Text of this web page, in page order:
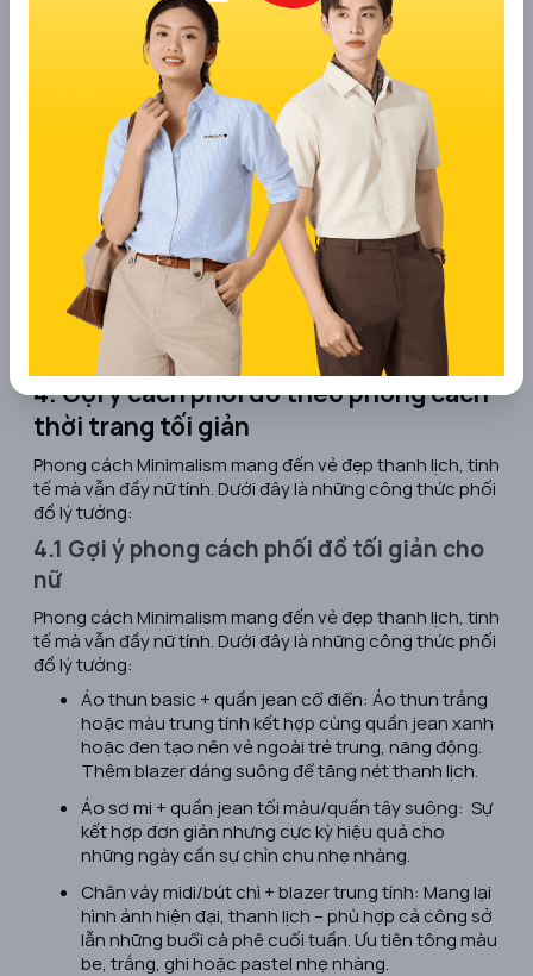
4. Gợi ý cách phối đồ theo phong cách
thời trang tối giản
Phong cách Minimalism mang đến vẻ đẹp thanh lịch, tinh
tế mà vẫn đầy nữ tính. Dưới đây là những công thức phối
đồ lý tưởng:
4.1 Gợi ý phong cách phối đồ tối giản cho
nữ
Phong cách Minimalism mang đến vẻ đẹp thanh lịch, tinh
tế mà vẫn đầy nữ tính. Dưới đây là những công thức phối
đồ lý tưởng:
Áo thun basic + quần jean cổ điển: Áo thun trắng
hoặc màu trung tính kết hợp cùng quần jean xanh
hoặc đen tạo nên vẻ ngoài trẻ trung, năng động.
Thêm blazer dáng suông để tăng nét thanh lịch.
Áo sơ mi + quần jean tối màu/quần tây suông: Sự
kết hợp đơn giản nhưng cực kỳ hiệu quả cho
những ngày cần sự chỉn chu nhẹ nhàng.
Chân váy midi/bút chì + blazer trung tính: Mang lại
hình ảnh hiện đại, thanh lịch – phù hợp cả công sở
lẫn những buổi cà phê cuối tuần. Ưu tiên tông màu
be, trắng, ghi hoặc pastel nhẹ nhàng.